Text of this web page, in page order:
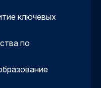
ключевых
по